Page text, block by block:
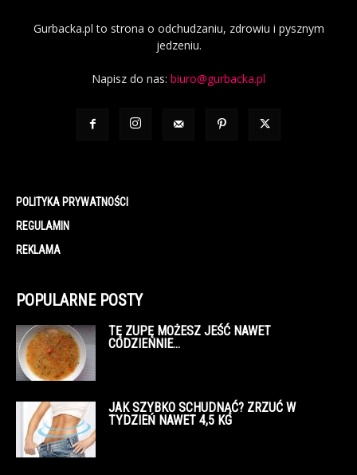
Gurbacka.pl to strona o odchudzaniu, zdrowiu i pysznym
jedzeniu.
Napisz do nas: biuro@gurbacka.pl
POLITYKA PRYWATNOŚCI
REGULAMIN
REKLAMA
POPULARNE POSTY
TĘ ZUPĘ MOŻESZ JEŚĆ NAWET
CODZIENNIE…
JAK SZYBKO SCHUDNĄĆ? ZRZUĆ W
TYDZIEŃ NAWET 4,5 KG